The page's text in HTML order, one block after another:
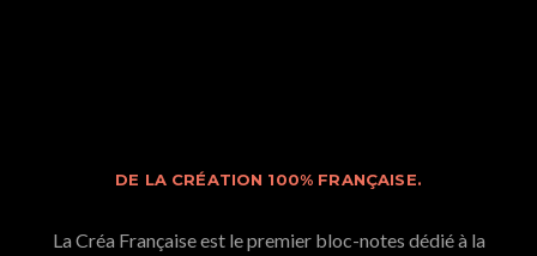
DE LA CRÉATION 100% FRANÇAISE.
La Créa Française est le premier bloc-notes dédié à la